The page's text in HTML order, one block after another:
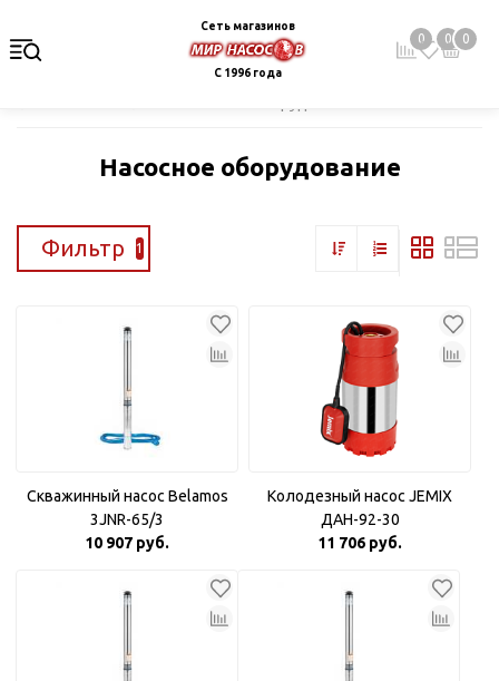
Сеть магазинов
С 1996 года
0 0 0
Насосное оборудование
Фильтр 1
Скважинный насос Belamos
3JNR-65/3
10 907 руб.
Колодезный насос JEMIX
ДАН-92-30
11 706 руб.